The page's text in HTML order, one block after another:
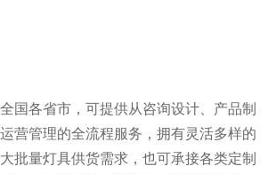
国各省市，可提供从咨询设计、产品制
营管理的全流程服务，拥有灵活多样的
批量灯具供货需求，也可承接各类定制